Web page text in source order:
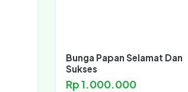
Bunga Papan Selamat Dan
Sukses
Rp 1.000.000